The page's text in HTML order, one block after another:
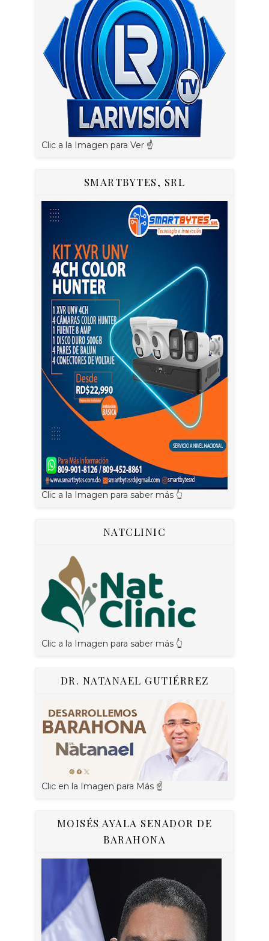
Clic a la Imagen para Ver ☝️
SMARTBYTES, SRL
Clic a la Imagen para saber más 👆
NATCLINIC
Clic a la Imagen para saber más 👆
DR. NATANAEL GUTIÉRREZ
Clic en la Imagen para Más ☝
MOISÉS AYALA SENADOR DE
BARAHONA